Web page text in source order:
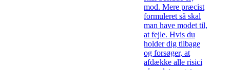
mod. Mere præcist
formuleret så skal
man have modet til,
at fejle. Hvis du
holder dig tilbage
og forsøger, at
afdække alle risici